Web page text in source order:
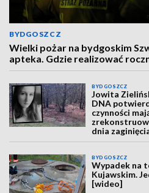
BYDGOSZCZ
Wielki pożar na bydgoskim
apteka. Gdzie realizować
BYDGOSZCZ
Jowita
DNA
czynności
dnia
BYDGOSZCZ
Wypadek na
Kujawskim.
[wideo]